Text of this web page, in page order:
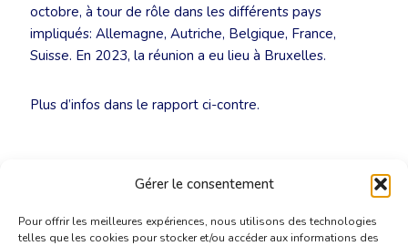
Gérer le consentement
Pour offrir les meilleures expériences, nous utilisons des technologies
telles que les cookies pour stocker et/ou accéder aux informations des
octobre, à tour de rôle dans les différents pays
impliqués: Allemagne, Autriche, Belgique, France,
Suisse. En 2023, la réunion a eu lieu à Bruxelles.
Plus d’infos dans le rapport ci-contre.